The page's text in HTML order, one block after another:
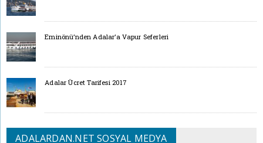
Eminönü’nden Adalar’a Vapur Seferleri
Adalar Ücret Tarifesi 2017
ADALARDAN.NET SOSYAL MEDYA